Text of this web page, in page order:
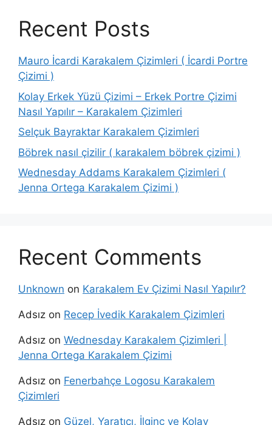
Recent Posts
Mauro İcardi Karakalem Çizimleri ( İcardi Portre
Çizimi )
Kolay Erkek Yüzü Çizimi – Erkek Portre Çizimi
Nasıl Yapılır – Karakalem Çizimleri
Selçuk Bayraktar Karakalem Çizimleri
Böbrek nasıl çizilir ( karakalem böbrek çizimi )
Wednesday Addams Karakalem Çizimleri (
Jenna Ortega Karakalem Çizimi )
Recent Comments
Unknown on Karakalem Ev Çizimi Nasıl Yapılır?
Adsız on Recep İvedik Karakalem Çizimleri
Adsız on Wednesday Karakalem Çizimleri |
Jenna Ortega Karakalem Çizimi
Adsız on Fenerbahçe Logosu Karakalem
Çizimleri
Adsız on Güzel, Yaratıcı, İlginç ve Kolay